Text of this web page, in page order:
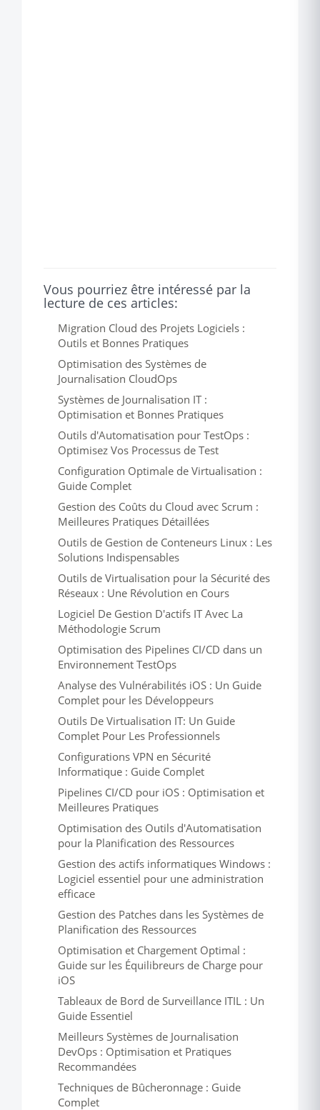
Vous pourriez être intéressé par la
lecture de ces articles:
Migration Cloud des Projets Logiciels :
Outils et Bonnes Pratiques
Optimisation des Systèmes de
Journalisation CloudOps
Systèmes de Journalisation IT :
Optimisation et Bonnes Pratiques
Outils d'Automatisation pour TestOps :
Optimisez Vos Processus de Test
Configuration Optimale de Virtualisation :
Guide Complet
Gestion des Coûts du Cloud avec Scrum :
Meilleures Pratiques Détaillées
Outils de Gestion de Conteneurs Linux : Les
Solutions Indispensables
Outils de Virtualisation pour la Sécurité des
Réseaux : Une Révolution en Cours
Logiciel De Gestion D'actifs IT Avec La
Méthodologie Scrum
Optimisation des Pipelines CI/CD dans un
Environnement TestOps
Analyse des Vulnérabilités iOS : Un Guide
Complet pour les Développeurs
Outils De Virtualisation IT: Un Guide
Complet Pour Les Professionnels
Configurations VPN en Sécurité
Informatique : Guide Complet
Pipelines CI/CD pour iOS : Optimisation et
Meilleures Pratiques
Optimisation des Outils d'Automatisation
pour la Planification des Ressources
Gestion des actifs informatiques Windows :
Logiciel essentiel pour une administration
efficace
Gestion des Patches dans les Systèmes de
Planification des Ressources
Optimisation et Chargement Optimal :
Guide sur les Équilibreurs de Charge pour
iOS
Tableaux de Bord de Surveillance ITIL : Un
Guide Essentiel
Meilleurs Systèmes de Journalisation
DevOps : Optimisation et Pratiques
Recommandées
Techniques de Bûcheronnage : Guide
Complet